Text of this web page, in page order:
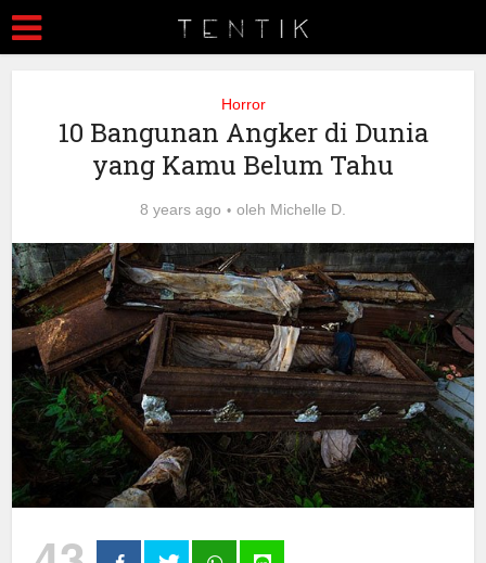
Horror
10 Bangunan Angker di Dunia
yang Kamu Belum Tahu
8 years ago oleh Michelle D.